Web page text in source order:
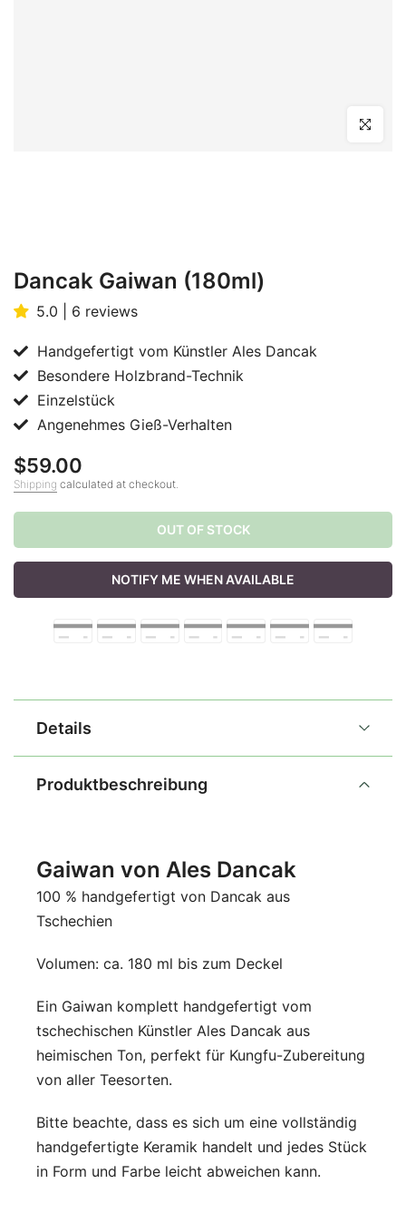
Click to
Dancak Gaiwan (180ml)
5.0 | 6 reviews
Handgefertigt vom Künstler Ales Dancak
Besondere Holzbrand-Technik
Einzelstück
Angenehmes Gieß-Verhalten
$59.00
Shipping calculated at checkout.
OUT OF STOCK
NOTIFY ME WHEN AVAILABLE
Produktbeschreibung
Gaiwan von Ales Dancak
100 % handgefertigt von Dancak aus
Tschechien
Volumen: ca. 180 ml bis zum Deckel
Ein Gaiwan komplett handgefertigt vom
tschechischen Künstler Ales Dancak aus
heimischen Ton, perfekt für Kungfu-Zubereitung
von aller Teesorten.
Bitte beachte, dass es sich um eine vollständig
handgefertigte Keramik handelt und jedes Stück
in Form und Farbe leicht abweichen kann.
Details